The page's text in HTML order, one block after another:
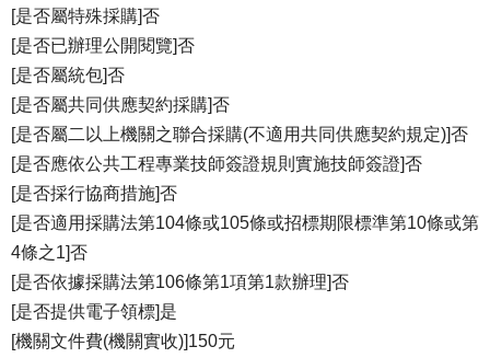
[是否屬特殊採購]否
[是否已辦理公開閱覽]否
[是否屬統包]否
[是否屬共同供應契約採購]否
[是否屬二以上機關之聯合採購(不適用共同供應契約規定)]否
[是否應依公共工程專業技師簽證規則實施技師簽證]否
[是否採行協商措施]否
[是否適用採購法第104條或105條或招標期限標準第10條或第
4條之1]否
[是否依據採購法第106條第1項第1款辦理]否
[是否提供電子領標]是
[機關文件費(機關實收)]150元